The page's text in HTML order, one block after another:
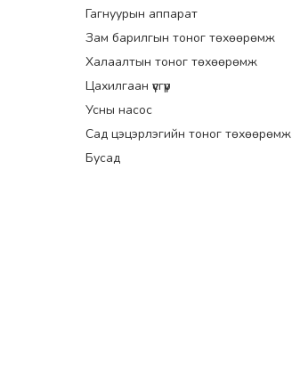
Гагнуурын аппарат
Зам барилгын тоног төхөөрөмж
Халаалтын тоног төхөөрөмж
Цахилгаан үүсгүүр
Усны насос
Сад цэцэрлэгийн тоног төхөөрөмж
Бусад